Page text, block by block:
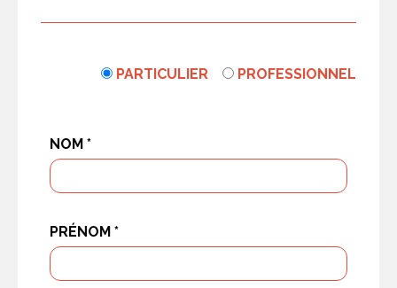
PARTICULIER PROFESSIONNEL
NOM *
PRÉNOM *